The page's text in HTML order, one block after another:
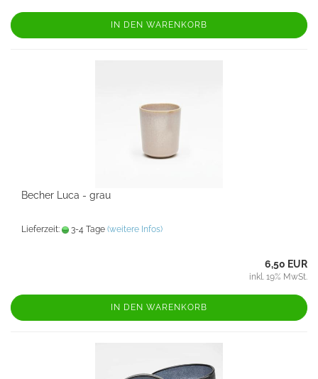
IN DEN WARENKORB
Becher Luca - grau
Lieferzeit: 3-4 Tage (weitere Infos)
6,50 EUR
inkl. 19% MwSt.
IN DEN WARENKORB